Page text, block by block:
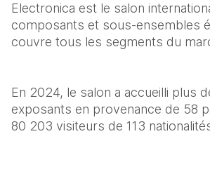
Electronica est le salon
composants et sous-ensembles
couvre tous les segments du
En 2024, le salon a accueilli plus
exposants en provenance de 58
80 203 visiteurs de 113